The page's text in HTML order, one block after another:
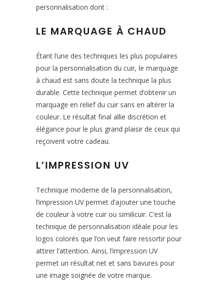
personnalisation dont :
LE MARQUAGE À CHAUD
Étant l’une des techniques les plus populaires
pour la personnalisation du cuir, le marquage
à chaud est sans doute la technique la plus
durable. Cette technique permet d’obtenir un
marquage en relief du cuir sans en altérer la
couleur. Le résultat final allie discrétion et
élégance pour le plus grand plaisir de ceux qui
reçoivent votre cadeau.
L’IMPRESSION UV
Technique moderne de la personnalisation,
l’impression UV permet d’ajouter une touche
de couleur à votre cuir ou similicuir. C’est la
technique de personnalisation idéale pour les
logos colorés que l’on veut faire ressortir pour
attirer l’attention. Ainsi, l’impression UV
permet un résultat net et sans bavures pour
une image soignée de votre marque.